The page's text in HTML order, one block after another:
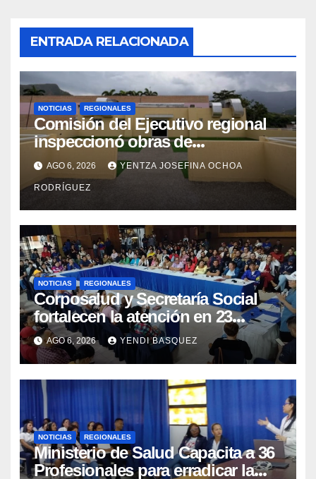
ENTRADA RELACIONADA
NOTICIAS REGIONALES
Comisión del Ejecutivo regional
inspeccionó obras de
recuperación en la Maternidad
Integral Aragua
AGO 6, 2026 YENTZA JOSEFINA OCHOA
RODRÍGUEZ
NOTICIAS REGIONALES
Corposalud y Secretaría Social
fortalecen la atención en 23
municipios
AGO 6, 2026 YENDI BASQUEZ
NOTICIAS REGIONALES
Ministerio de Salud Capacita a 36
Profesionales para erradicar la